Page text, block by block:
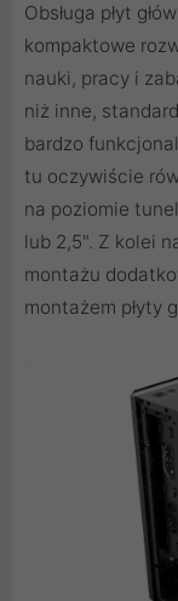
Obsługa płyt
kompaktowe
nauki, pracy i
niż inne,
bardzo
tu oczywiście
na poziomie
lub 2,5". Z kolei
montażu
montażem płyty